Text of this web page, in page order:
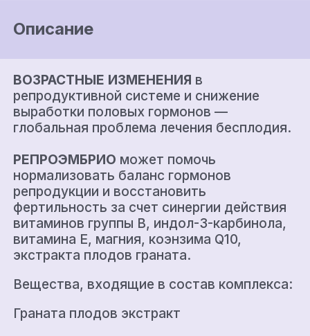
Описание
ВОЗРАСТНЫЕ ИЗМЕНЕНИЯ в
репродуктивной системе и снижение
выработки половых гормонов —
глобальная проблема лечения бесплодия.
РЕПРОЭМБРИО может помочь
нормализовать баланс гормонов
репродукции и восстановить
фертильность за счет синергии действия
витаминов группы В, индол-3-карбинола,
витамина Е, магния, коэнзима Q10,
экстракта плодов граната.
Вещества, входящие в состав комплекса:
Граната плодов экстракт